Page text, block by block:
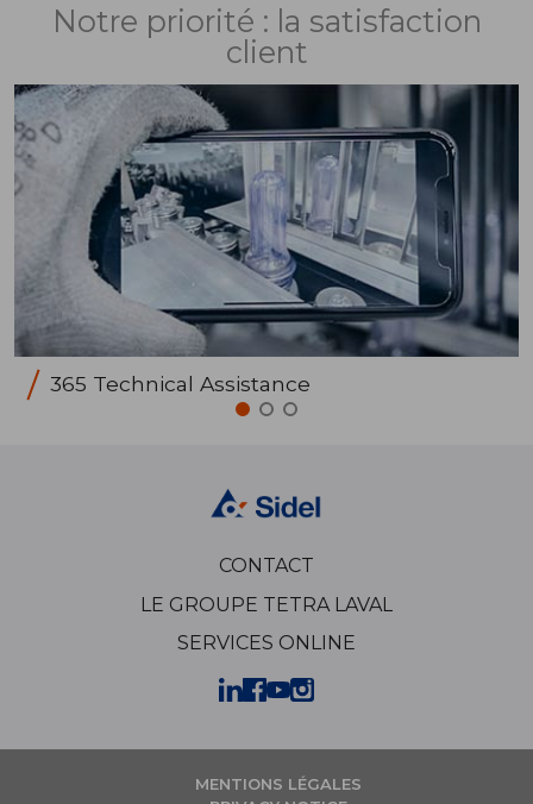
Notre priorité : la satisfaction
client
365 Technical Assistance
CONTACT
LE GROUPE TETRA LAVAL
SERVICES ONLINE
MENTIONS LÉGALES